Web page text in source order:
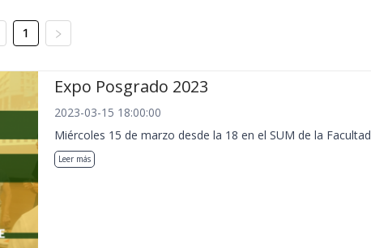
1
Expo Posgrado 2023
2023-03-15 18:00:00
Miércoles 15 de marzo desde la 18 en el SUM de la Facultad
Leer más